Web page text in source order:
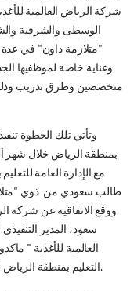
شركة الرياض العالمية
"متلازمة داون" في عدة
وعناية خاصة لموظفيها
متخصصين وطرق تدريب
وتأتي تلك الخطوة
بمنطقة الرياض خلال شهر
طالب سعودي من ذوي
ووقع الاتفاقية عن شركة
سعود، المدير
العالمية للأغذية "
التعليم بمنطقة الرياض للشؤون التعليمية الأستاذ /عبد الله بن سعد الغنام.